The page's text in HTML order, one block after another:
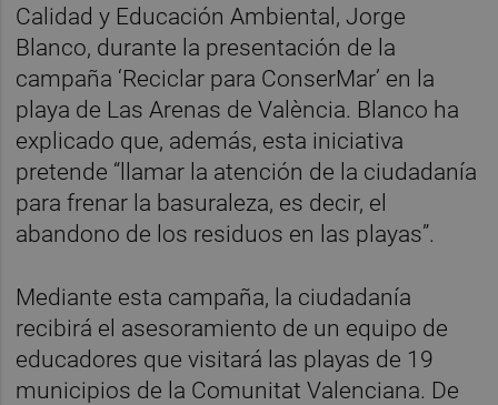
Calidad y Educación Ambiental, Jorge
Blanco, durante la presentación de la
campaña ‘Reciclar para ConserMar’ en la
playa de Las Arenas de València. Blanco ha
explicado que, además, esta iniciativa
pretende “llamar la atención de la ciudadanía
para frenar la basuraleza, es decir, el
abandono de los residuos en las playas”.
Mediante esta campaña, la ciudadanía
recibirá el asesoramiento de un equipo de
educadores que visitará las playas de 19
municipios de la Comunitat Valenciana. De